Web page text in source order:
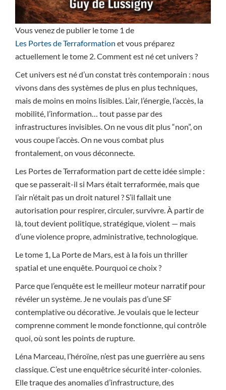
Vous venez de publier le tome 1 de
Les Portes de Terraformation et vous préparez
actuellement le tome 2. Comment est né cet univers ?
Cet univers est né d’un constat très contemporain : nous
vivons dans des systèmes de plus en plus techniques,
mais de moins en moins lisibles. L’air, l’énergie, l’accès, la
mobilité, l’information… tout passe par des
infrastructures invisibles. On ne vous dit plus “non”, on
vous coupe l’accès. On ne vous combat plus
frontalement, on vous déconnecte.
Les Portes de Terraformation part de cette idée simple :
que se passerait-il si Mars était terraformée, mais que
l’air n’était pas un droit naturel ? S’il fallait une
autorisation pour respirer, circuler, survivre. À partir de
là, tout devient politique, stratégique, violent — mais
d’une violence propre, administrative, technologique.
Le tome 1, La Porte de Mars, est à la fois un thriller
spatial et une enquête. Pourquoi ce choix ?
Parce que l’enquête est le meilleur moteur narratif pour
révéler un système. Je ne voulais pas d’une SF
contemplative ou décorative. Je voulais que le lecteur
comprenne comment le monde fonctionne, qui contrôle
quoi, où sont les points de rupture.
Léna Marceau, l’héroïne, n’est pas une guerrière au sens
classique. C’est une enquêtrice sécurité inter-colonies.
Elle traque des anomalies d’infrastructure, des